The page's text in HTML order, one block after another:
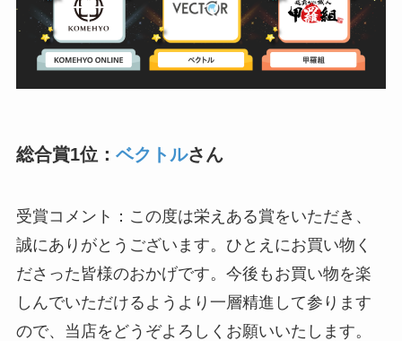
総合賞1位： ベクトルさん
受賞コメント：この度は栄えある賞をいただき、
誠にありがとうございます。ひとえにお買い物く
ださった皆様のおかげです。今後もお買い物を楽
しんでいただけるようより一層精進して参ります
ので、当店をどうぞよろしくお願いいたします。